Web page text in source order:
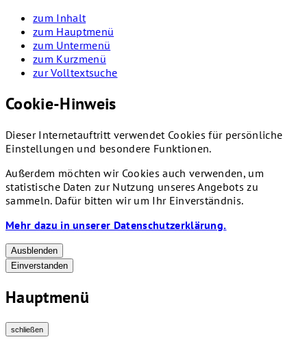
zum Inhalt
zum Hauptmenü
zum Untermenü
zum Kurzmenü
zur Volltextsuche
Cookie-Hinweis
Dieser Internetauftritt verwendet Cookies für persönliche
Einstellungen und besondere Funktionen.
Außerdem möchten wir Cookies auch verwenden, um
statistische Daten zur Nutzung unseres Angebots zu
sammeln. Dafür bitten wir um Ihr Einverständnis.
Mehr dazu in unserer Datenschutzerklärung.
Ausblenden
Einverstanden
Hauptmenü
schließen